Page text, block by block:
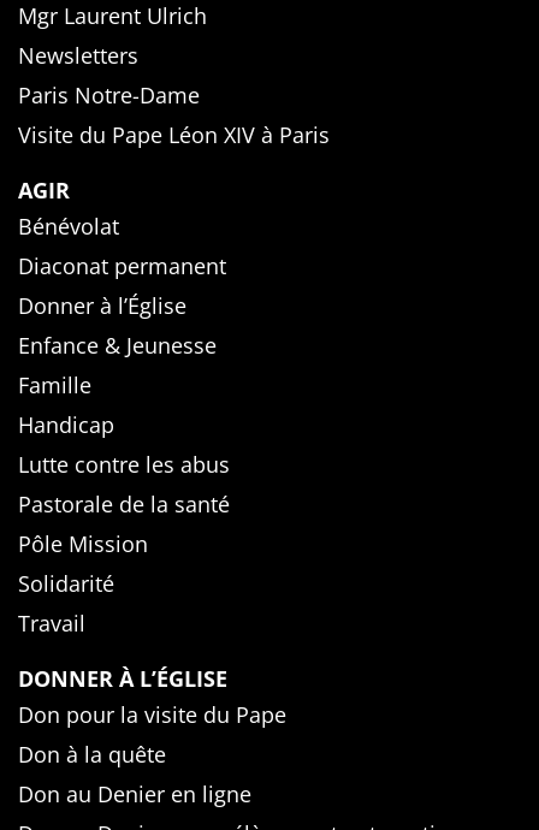
Mgr Laurent Ulrich
Newsletters
Paris Notre-Dame
Visite du Pape Léon XIV à Paris
AGIR
Bénévolat
Diaconat permanent
Donner à l’Église
Enfance & Jeunesse
Famille
Handicap
Lutte contre les abus
Pastorale de la santé
Pôle Mission
Solidarité
Travail
DONNER À L’ÉGLISE
Don pour la visite du Pape
Don à la quête
Don au Denier en ligne